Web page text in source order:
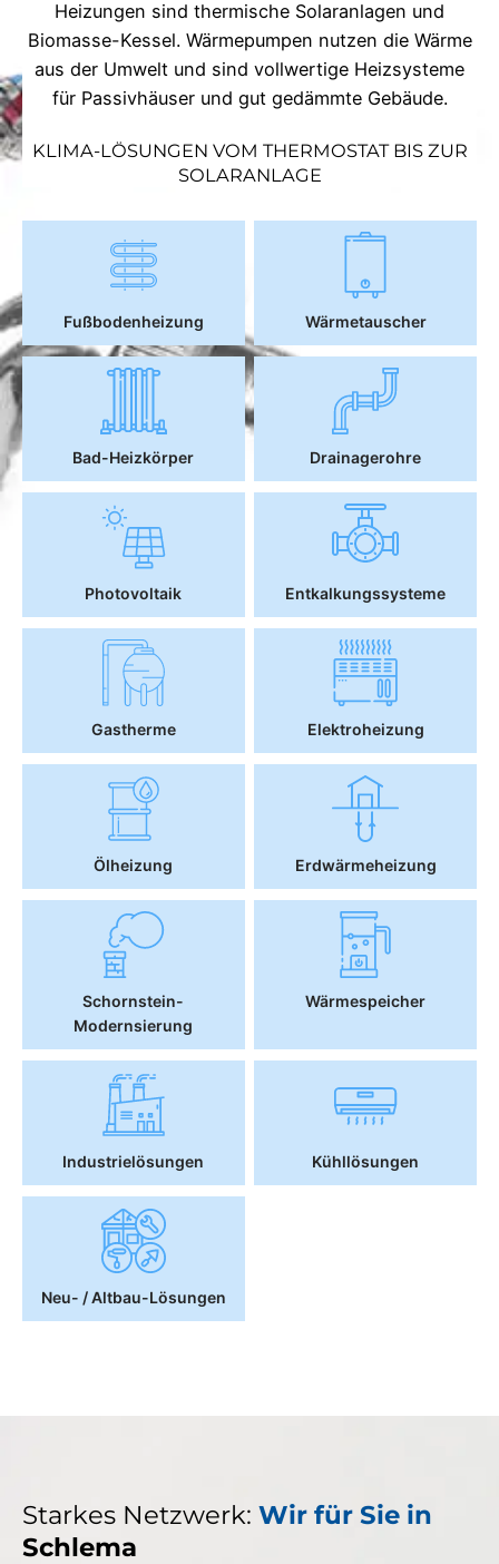
Heizungen sind thermische Solaranlagen und
Biomasse-Kessel. Wärmepumpen nutzen die Wärme
aus der Umwelt und sind vollwertige Heizsysteme
für Passivhäuser und gut gedämmte Gebäude.
KLIMA-LÖSUNGEN VOM THERMOSTAT BIS ZUR
SOLARANLAGE
Fußbodenheizung Wärmetauscher
Bad-Heizkörper Drainagerohre
Photovoltaik Entkalkungssysteme
Gastherme Elektroheizung
Ölheizung Erdwärmeheizung
Schornstein-
Modernsierung
Wärmespeicher
Industrielösungen Kühllösungen
Neu- / Altbau-Lösungen
Starkes Netzwerk: Wir für Sie in
Schlema